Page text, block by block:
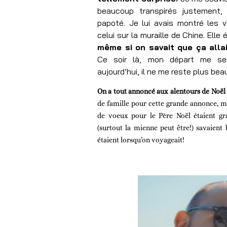
beaucoup transpirés
papoté. Je lui avais montré les
celui sur la muraille de Chine.
même si on savait que ça
Ce soir là, mon départ me
aujourd’hui, il ne me reste plus
On a tout annoncé aux alentours de Noël
de famille pour cette grande annonce,
de voeux pour le Père Noël étaient
(surtout la mienne peut être!) savaient
étaient lorsqu’on voyageait!